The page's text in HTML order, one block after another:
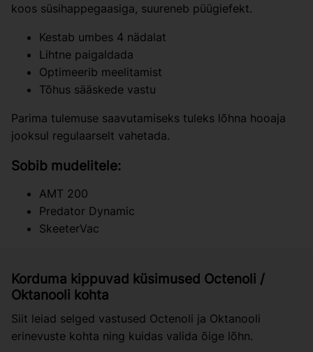
koos süsihappegaasiga, suureneb püügiefekt.
Kestab umbes 4 nädalat
Lihtne paigaldada
Optimeerib meelitamist
Tõhus sääskede vastu
Parima tulemuse saavutamiseks tuleks lõhna hooaja
jooksul regulaarselt vahetada.
Sobib mudelitele:
AMT 200
Predator Dynamic
SkeeterVac
Korduma kippuvad küsimused Octenoli /
Oktanooli kohta
Siit leiad selged vastused Octenoli ja Oktanooli
erinevuste kohta ning kuidas valida õige lõhn.